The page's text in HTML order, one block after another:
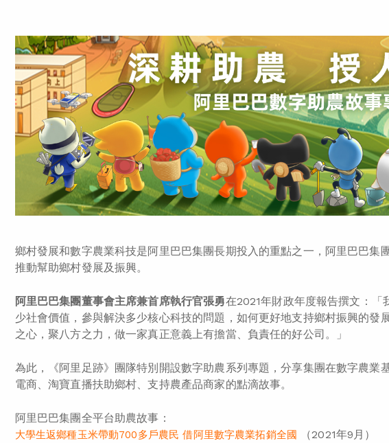
鄉村發展和數字農業科技是阿里巴巴集團長期投入的重點之一，阿里巴巴集
推動幫助鄉村發展及振興。
阿里巴巴集團董事會主席兼首席執行官張勇在2021年財政年度報告撰文：「
少社會價值，參與解決多少核心科技的問題，如何更好地支持鄉村振興的發
之心，聚八方之力，做一家真正意義上有擔當、負責任的好公司。」
為此，《阿里足跡》團隊特別開設數字助農系列專題，分享集團在數字農業
電商、淘寶直播扶助鄉村、支持農產品商家的點滴故事。
阿里巴巴集團全平台助農故事：
大學生返鄉種玉米帶動700多戶農民 借阿里數字農業拓銷全國 （2021年9月）